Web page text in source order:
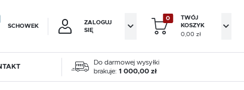
12 79
SCHOWEK
ZALOGUJ
SIĘ
0
TWÓJ
KOSZYK
0,00 zł
Twój koszyk jest pusty
Do darmowej wysyłki
brakuje: 1 000,00 zł